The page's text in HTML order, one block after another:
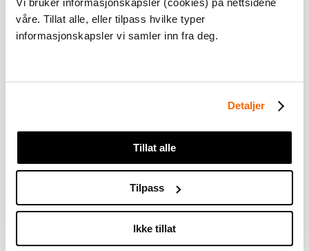
våre. Tillat alle, eller tilpass hvilke typer
informasjonskapsler vi samler inn fra deg.
Detaljer
Tillat alle
Tilpass
Ikke tillat
brystsvømming uten å inkludere pustedelen av
teknikken. Armtaket går dermed helt bak til armene
ligger parallelt med hoften og glifasen er som en
«ubåt» før armene føres fremover. Armtaket bidrar til
optimal framdrift under vannet.